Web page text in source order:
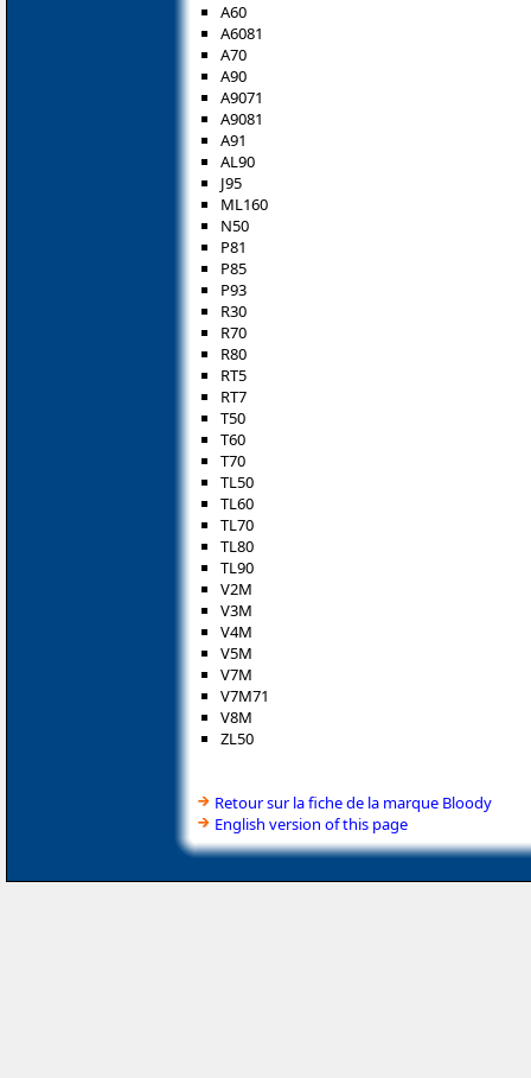
A60
A6081
A70
A90
A9071
A9081
A91
AL90
J95
ML160
N50
P81
P85
P93
R30
R70
R80
RT5
RT7
T50
T60
T70
TL50
TL60
TL70
TL80
TL90
V2M
V3M
V4M
V5M
V7M
V7M71
V8M
ZL50
Retour sur la fiche de la marque Bloody
English version of this page